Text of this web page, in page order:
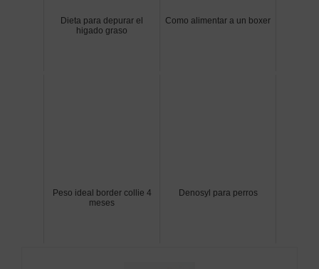
Dieta para depurar el
higado graso
Como alimentar a un boxer
Peso ideal border collie 4
meses
Denosyl para perros